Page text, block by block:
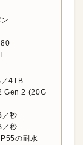
4TB
Gen 2 (20G
秒
／秒
の耐水